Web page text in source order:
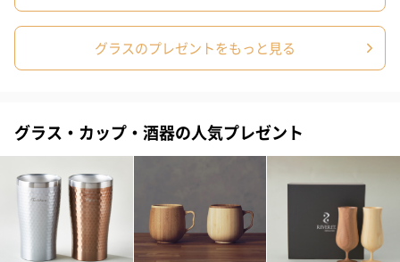
グラスのプレゼントをもっと見る
グラス・カップ・酒器の人気プレゼント